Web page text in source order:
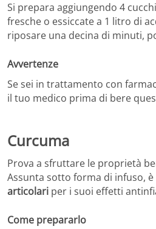
Si prepara aggiungendo 4
fresche o essiccate a 1 litro di
riposare una decina di minuti,
Avvertenze
Se sei in trattamento con
il tuo medico prima di bere
Curcuma
Prova a sfruttare le proprietà
Assunta sotto forma di infuso,
articolari per i suoi effetti
Come prepararlo